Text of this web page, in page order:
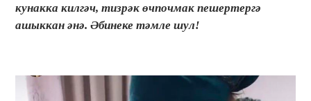
кунакка килгәч, тизрәк өчпочмак пешертергә
ашыккан әнә. Әбинеке тәмле шул!